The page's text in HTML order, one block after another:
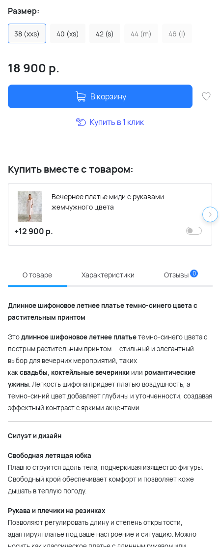
Размер:
38 (xxs) 40 (xs) 42 (s) 44 (m) 46 (l)
18 900 р.
В корзину
Купить в 1 клик
Купить вместе с товаром:
Вечернее платье миди с рукавами
жемчужного цвета
+12 900 р.
О товаре Характеристики Отзывы 0
Длинное шифоновое летнее платье темно-синего цвета с
растительным принтом
Этодлинное шифоновое летнее платьетемно-синего цвета с
пестрым растительным принтом — стильный и элегантный
выбор для вечерних мероприятий, таких
каксвадьбы, коктейльные вечеринки или романтические
ужины. Легкость шифона придает платью воздушность, а
темно-синий цвет добавляет глубины и утонченности, создавая
эффектный контраст с яркими акцентами.
Силуэт и дизайн
Свободная летящая юбка
Плавно струится вдоль тела, подчеркивая изящество фигуры.
Свободный крой обеспечивает комфорт и позволяет коже
дышать в теплую погоду.
Рукава и плечики на резинках
Позволяют регулировать длину и степень открытости,
адаптируя платье под ваше настроение и ситуацию. Можно